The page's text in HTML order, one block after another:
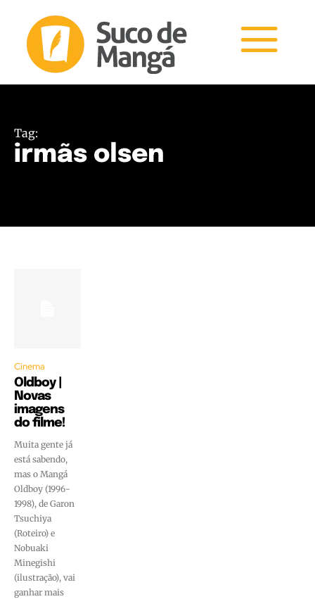
Tag:
irmãs olsen
Cinema
Oldboy |
Novas
imagens
do filme!
Muita gente já
está sabendo,
mas o Mangá
Oldboy (1996-
1998), de Garon
Tsuchiya
(Roteiro) e
Nobuaki
Minegishi
(ilustração), vai
ganhar mais